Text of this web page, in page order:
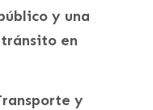
y una
en
y